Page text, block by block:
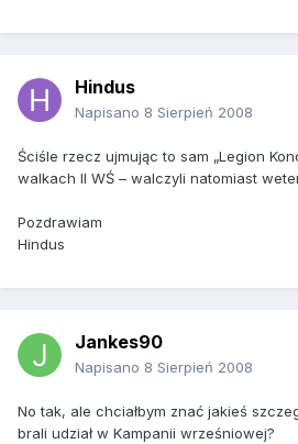
Hindus
Napisano 8 Sierpień 2008
Ściśle rzecz ujmując to sam „Legion
walkach II WŚ – walczyli natomiast
Pozdrawiam
Hindus
Jankes90
Napisano 8 Sierpień 2008
No tak, ale chciałbym znać jakieś
brali udział w Kampanii wrześniowej?